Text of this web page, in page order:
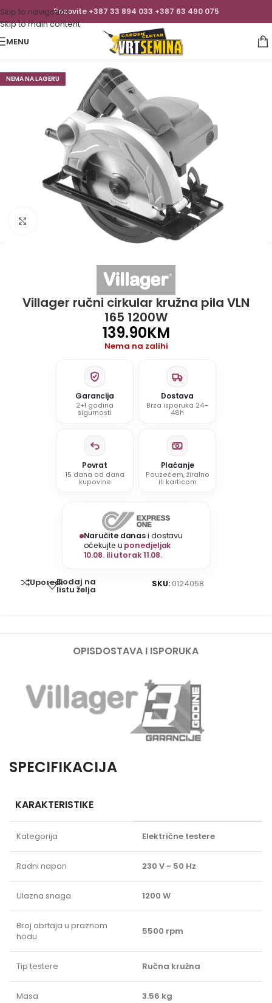
Skip to navigation
Skip to main content
Pozovite +387 33 894 033 +387 63 490 075
MENU
NEMA NA LAGERU
Click to enlarge
Villager ručni cirkular kružna pila VLN
165 1200W
139.90KM
Nema na zalihi
Garancija
2+1 godina
sigurnosti
Dostava
Brza isporuka 24–
48h
Povrat
15 dana od dana
kupovine
Plaćanje
Pouzećem, žiralno
ili karticom
Naručite danasi dostavu
očekujte u ponedjeljak
10.08. ili utorak 11.08.
UporediDodaj na
listu želja
SKU: 0124058
OPISDOSTAVA I ISPORUKA
SPECIFIKACIJA
KARAKTERISTIKE
Kategorija Električne testere
Radni napon 230 V ~ 50 Hz
Ulazna snaga 1200 W
Broj obrtaja u praznom
hodu
5500 rpm
Tip testere Ručna kružna
Masa 3.56 kg